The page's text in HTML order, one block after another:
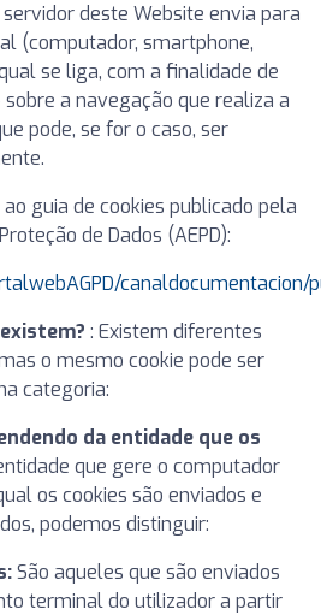
deste Website envia para
(computador, smartphone,
se liga, com a finalidade de
a navegação que realiza a
pode, se for o caso, ser
guia de cookies publicado pela
de Dados (AEPD):
canaldocumentacion/
: Existem diferentes
o mesmo cookie pode ser
categoria:
da entidade que os
que gere o computador
os cookies são enviados e
podemos distinguir:
São aqueles que são enviados
terminal do utilizador a partir